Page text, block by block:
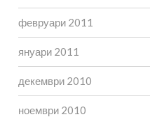
февруари 2011
януари 2011
декември 2010
ноември 2010